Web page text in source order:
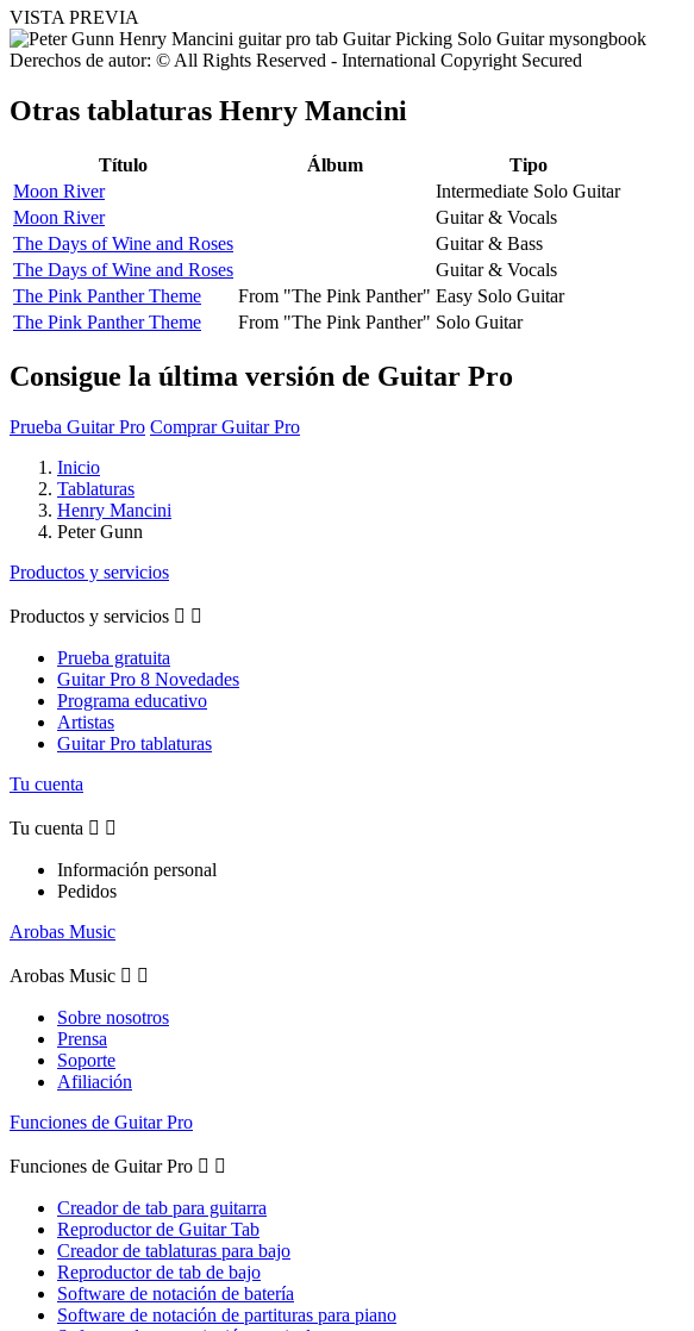
VISTA PREVIA
Derechos de autor: © All Rights Reserved - International Copyright Secured
Otras tablaturas Henry Mancini
Título Álbum
Tipo
Moon River
Intermediate Solo Guitar
Moon River
Guitar & Vocals
The Days of Wine and Roses
Guitar & Bass
The Days of Wine and Roses
Guitar & Vocals
The Pink Panther Theme
From "The Pink Panther" Easy Solo Guitar
The Pink Panther Theme
From "The Pink Panther" Solo Guitar
Consigue la última versión de Guitar Pro
Prueba Guitar Pro Comprar Guitar Pro
Inicio
Tablaturas
Henry Mancini
Peter Gunn
Productos y servicios
Productos y servicios  
Prueba gratuita
Guitar Pro 8 Novedades
Programa educativo
Artistas
Guitar Pro tablaturas
Tu cuenta
Tu cuenta  
Información personal
Pedidos
Arobas Music
Arobas Music  
Sobre nosotros
Prensa
Soporte
Afiliación
Funciones de Guitar Pro
Funciones de Guitar Pro  
Creador de tab para guitarra
Reproductor de Guitar Tab
Creador de tablaturas para bajo
Reproductor de tab de bajo
Software de notación de batería
Software de notación de partituras para piano